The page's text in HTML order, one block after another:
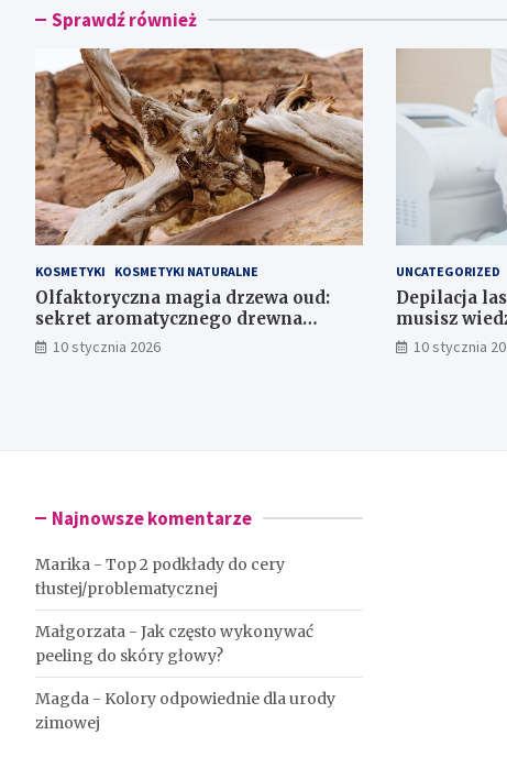
Sprawdź również
KOSMETYKI KOSMETYKI NATURALNE
Olfaktoryczna magia drzewa oud:
sekret aromatycznego drewna
agarowego
10 stycznia 2026
UNCATEGORIZED
Depilacja
musisz
10 stycznia
Najnowsze komentarze
Marika - Top 2 podkłady do cery
tłustej/problematycznej
Małgorzata - Jak często wykonywać
peeling do skóry głowy?
Magda - Kolory odpowiednie dla urody
zimowej